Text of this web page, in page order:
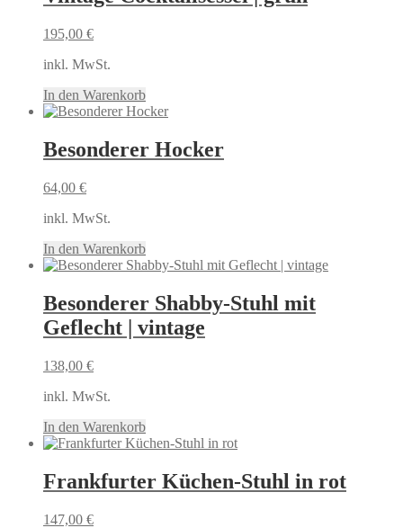
195,00 €
inkl. MwSt.
In den Warenkorb
Besonderer Hocker
64,00 €
inkl. MwSt.
In den Warenkorb
Besonderer Shabby-Stuhl mit
Geflecht | vintage
138,00 €
inkl. MwSt.
In den Warenkorb
Frankfurter Küchen-Stuhl in rot
147,00 €